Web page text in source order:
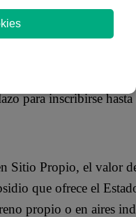
de estos
para inscribirse
Sitio Propio, el valor
que ofrece el
propio o en aires